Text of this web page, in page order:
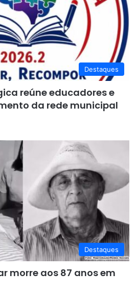
Destaques
reúne educadores e
da rede municipal
Destaques
morre aos 87 anos em